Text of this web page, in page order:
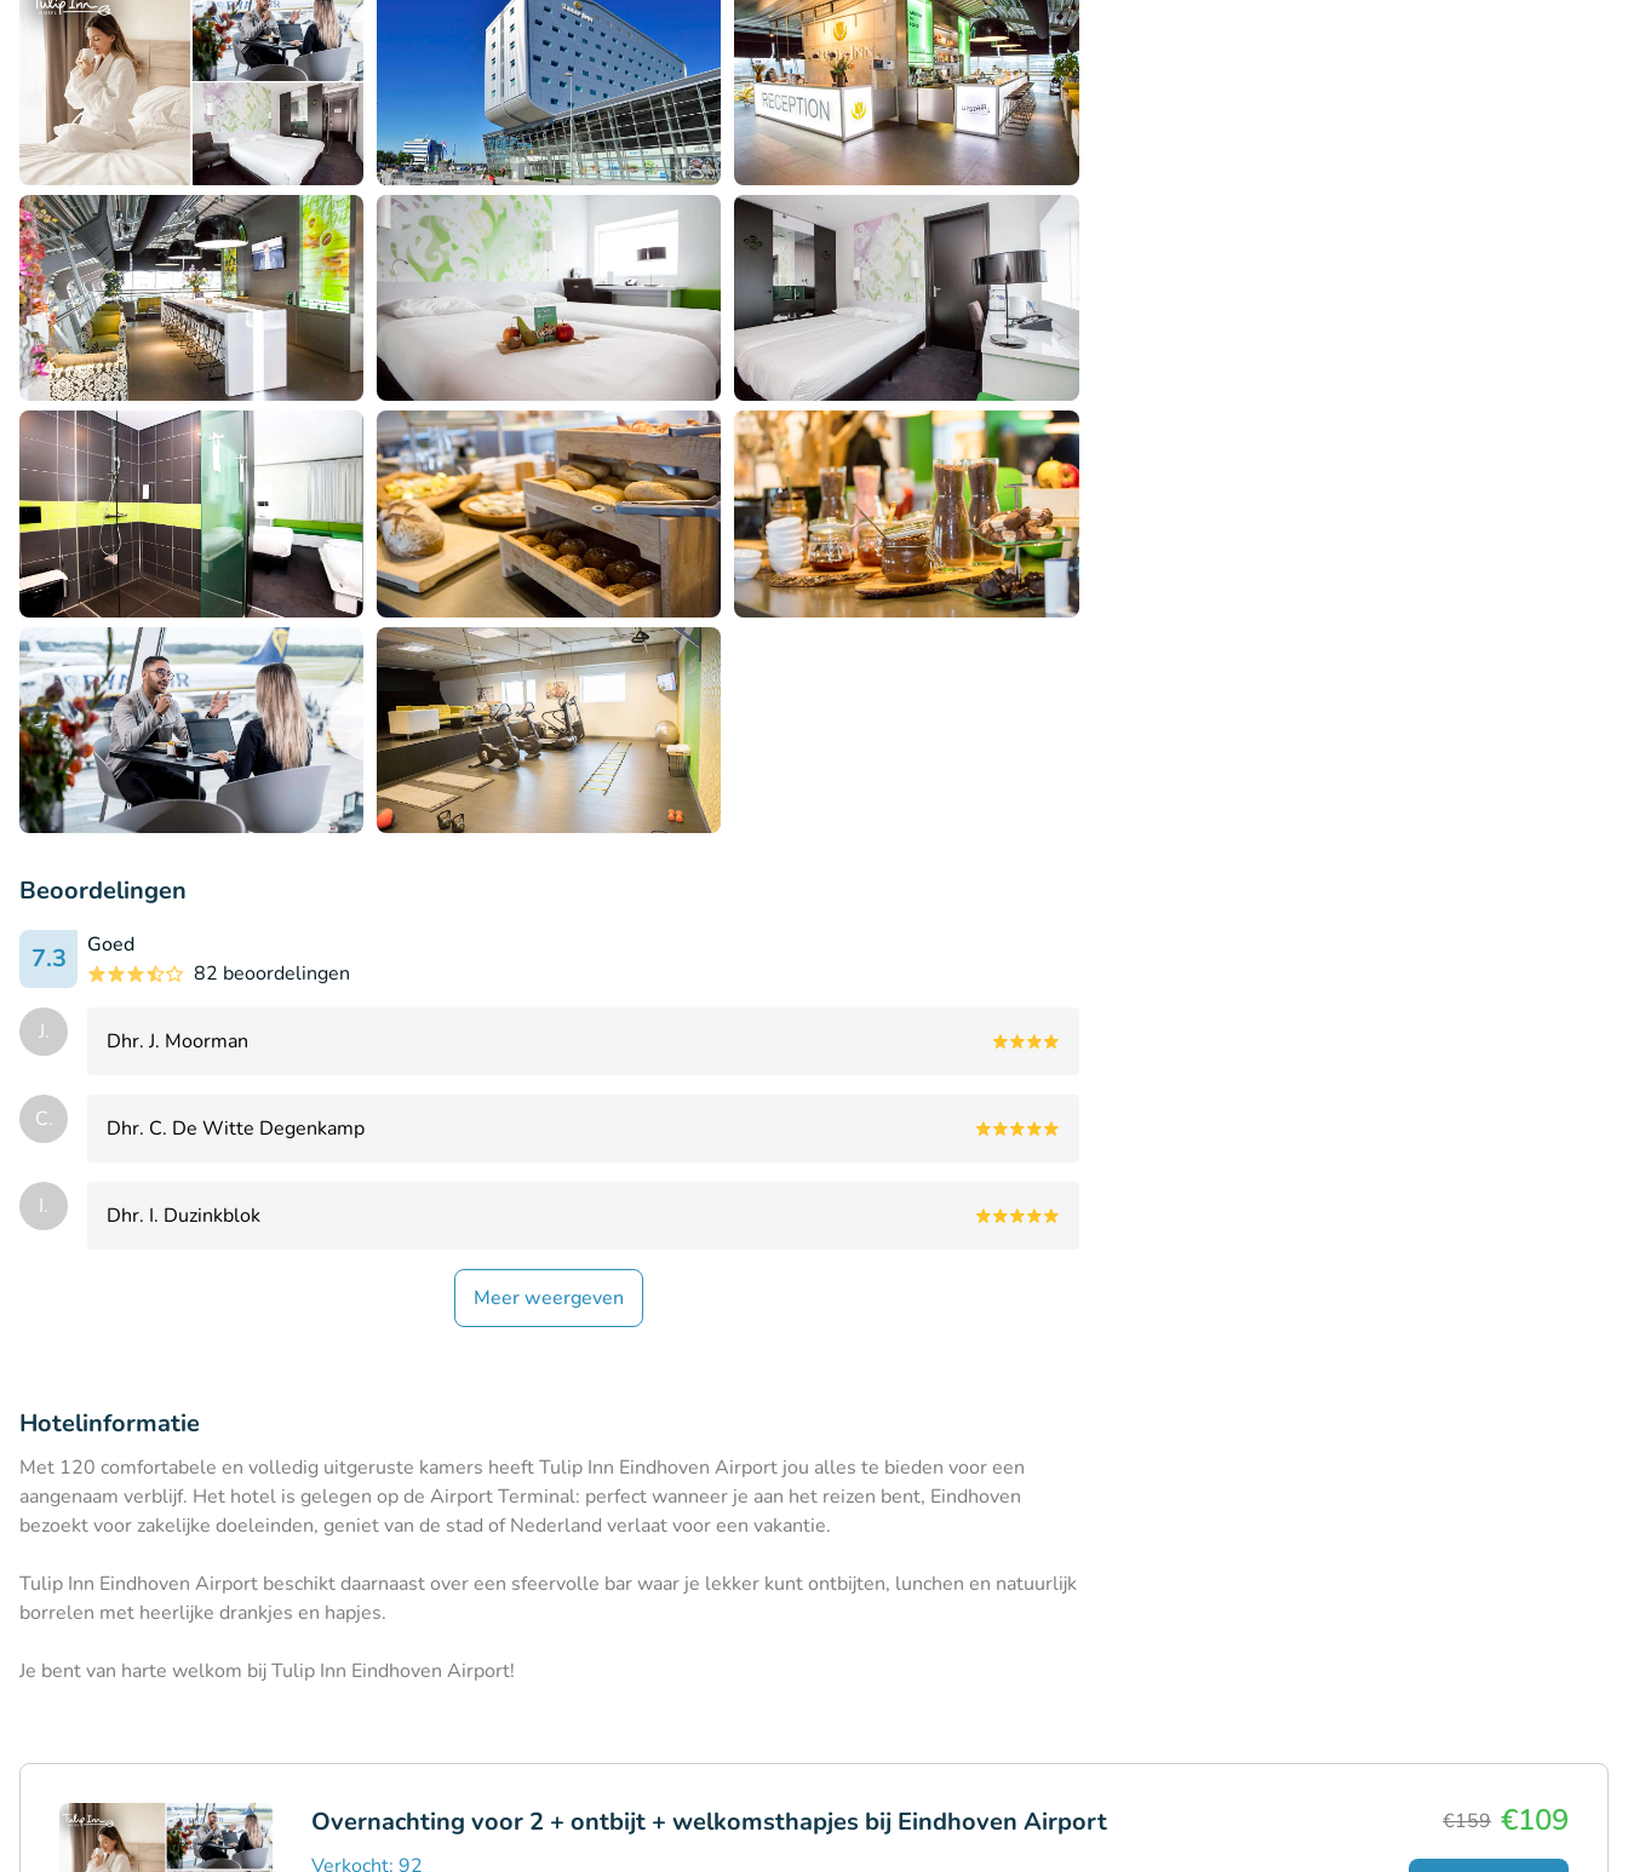
Beoordelingen
7.3
Goed
82 beoordelingen
J. Dhr. J. Moorman
C. Dhr. C. De Witte Degenkamp
I. Dhr. I. Duzinkblok
Meer weergeven
Hotelinformatie
Met 120 comfortabele en volledig uitgeruste kamers heeft Tulip Inn Eindhoven Airport jou alles te bieden voor een
aangenaam verblijf. Het hotel is gelegen op de Airport Terminal: perfect wanneer je aan het reizen bent, Eindhoven
bezoekt voor zakelijke doeleinden, geniet van de stad of Nederland verlaat voor een vakantie.
Tulip Inn Eindhoven Airport beschikt daarnaast over een sfeervolle bar waar je lekker kunt ontbijten, lunchen en natuurlijk
borrelen met heerlijke drankjes en hapjes.
Je bent van harte welkom bij Tulip Inn Eindhoven Airport!
Overnachting voor 2 + ontbijt + welkomsthapjes bij Eindhoven Airport
Verkocht: 92
€159 €109